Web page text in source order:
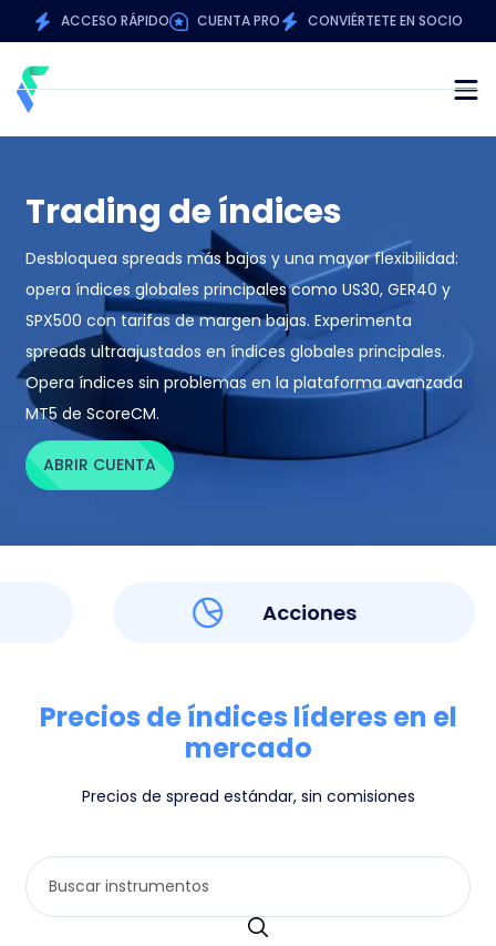
ACCESO RÁPIDO CUENTA PRO CONVIÉRTETE EN SOCIO
Trading de índices
Desbloquea spreads más bajos y una mayor flexibilidad:
opera índices globales principales como US30, GER40 y
SPX500 con tarifas de margen bajas. Experimenta
spreads ultraajustados en índices globales principales.
Opera índices sin problemas en la plataforma avanzada
MT5 de ScoreCM.
ABRIR CUENTA
Acciones
Precios de índices líderes en el
mercado
Precios de spread estándar, sin comisiones